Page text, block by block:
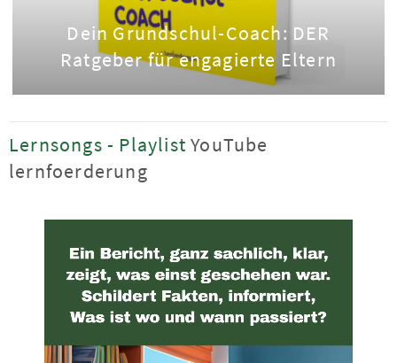
Dein Grundschul-Coach: DER
Ratgeber für engagierte Eltern
Lernsongs - PlaylistYouTube
lernfoerderung